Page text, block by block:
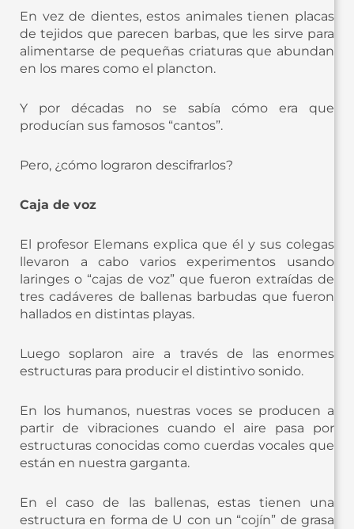
En vez de dientes, estos animales tienen placas
de tejidos que parecen barbas, que les sirve para
alimentarse de pequeñas criaturas que abundan
en los mares como el plancton.
Y por décadas no se sabía cómo era que
producían sus famosos “cantos”.
Pero, ¿cómo lograron descifrarlos?
Caja de voz
El profesor Elemans explica que él y sus colegas
llevaron a cabo varios experimentos usando
laringes o “cajas de voz” que fueron extraídas de
tres cadáveres de ballenas barbudas que fueron
hallados en distintas playas.
Luego soplaron aire a través de las enormes
estructuras para producir el distintivo sonido.
En los humanos, nuestras voces se producen a
partir de vibraciones cuando el aire pasa por
estructuras conocidas como cuerdas vocales que
están en nuestra garganta.
En el caso de las ballenas, estas tienen una
estructura en forma de U con un “cojín” de grasa